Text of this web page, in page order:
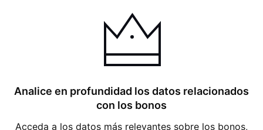
Analice en profundidad los datos relacionados
con los bonos
Acceda a los datos más relevantes sobre los bonos,